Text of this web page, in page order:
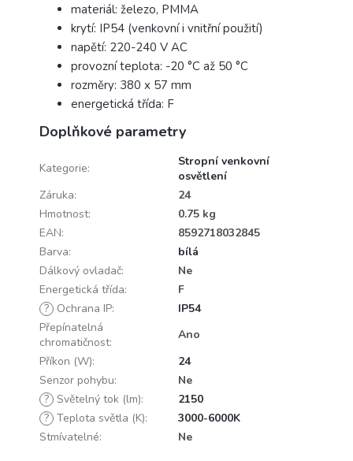
materiál: železo, PMMA
krytí: IP54 (venkovní i vnitřní použití)
napětí: 220-240 V AC
provozní teplota: -20 °C až 50 °C
rozměry: 380 x 57 mm
energetická třída: F
Doplňkové parametry
Kategorie:
Stropní venkovní
osvětlení
Záruka:
24
Hmotnost:
0.75 kg
EAN:
8592718032845
Barva:
bílá
Dálkový ovladač:
Ne
Energetická třída:
F
? Ochrana IP:
IP54
Přepínatelná
chromatičnost:
Ano
Příkon (W):
24
Senzor pohybu:
Ne
? Světelný tok (lm):
2150
? Teplota světla (K):
3000-6000K
Stmívatelné: Ne